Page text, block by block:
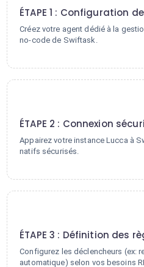
ÉTAPE 1 : Configuration
Créez votre agent dédié à la
no-code de Swiftask.
ÉTAPE 2 : Connexion
Appairez votre instance Lucca à
natifs sécurisés.
ÉTAPE 3 : Définition des
Configurez les déclencheurs (ex:
automatique) selon vos besoins